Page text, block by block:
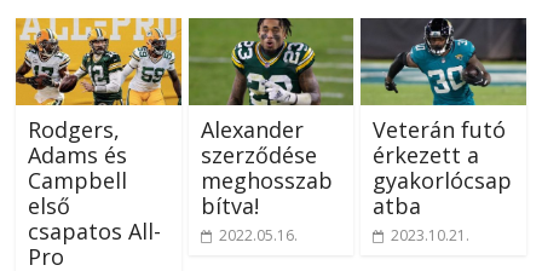
Rodgers,
Adams és
Campbell
első
csapatos All-
Pro
Alexander
szerződése
meghosszab
bítva!
2022.05.16.
Veterán futó
érkezett a
gyakorlócsap
atba
2023.10.21.